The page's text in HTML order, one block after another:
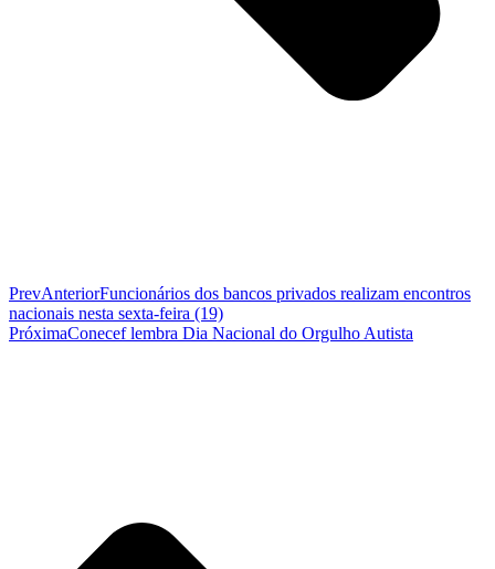
PrevAnteriorFuncionários dos bancos privados realizam encontros
nacionais nesta sexta-feira (19)
PróximaConecef lembra Dia Nacional do Orgulho Autista